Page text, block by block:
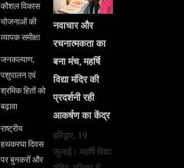
कौशल विकास
योजनाओं की
व्यापक समीक्षा
जनकल्याण,
पशुपालन एवं
श्रमिक हितों को
बढ़ावा
राष्ट्रीय
हथकरघा दिवस
पर बुनकरों और
नवाचार और
रचनात्मकता का
बना मंच, महर्षि
विद्या मंदिर की
प्रदर्शनी रही
आकर्षण का केंद्र
हरिद्वार, 19
जुलाई। महर्षि विद्या